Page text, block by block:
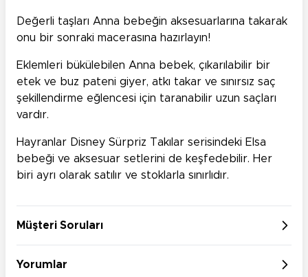
Değerli taşları Anna bebeğin aksesuarlarına takarak
onu bir sonraki macerasına hazırlayın!
Eklemleri bükülebilen Anna bebek, çıkarılabilir bir
etek ve buz pateni giyer, atkı takar ve sınırsız saç
şekillendirme eğlencesi için taranabilir uzun saçları
vardır.
Hayranlar Disney Sürpriz Takılar serisindeki Elsa
bebeği ve aksesuar setlerini de keşfedebilir. Her
biri ayrı olarak satılır ve stoklarla sınırlıdır.
Müşteri Soruları
Yorumlar